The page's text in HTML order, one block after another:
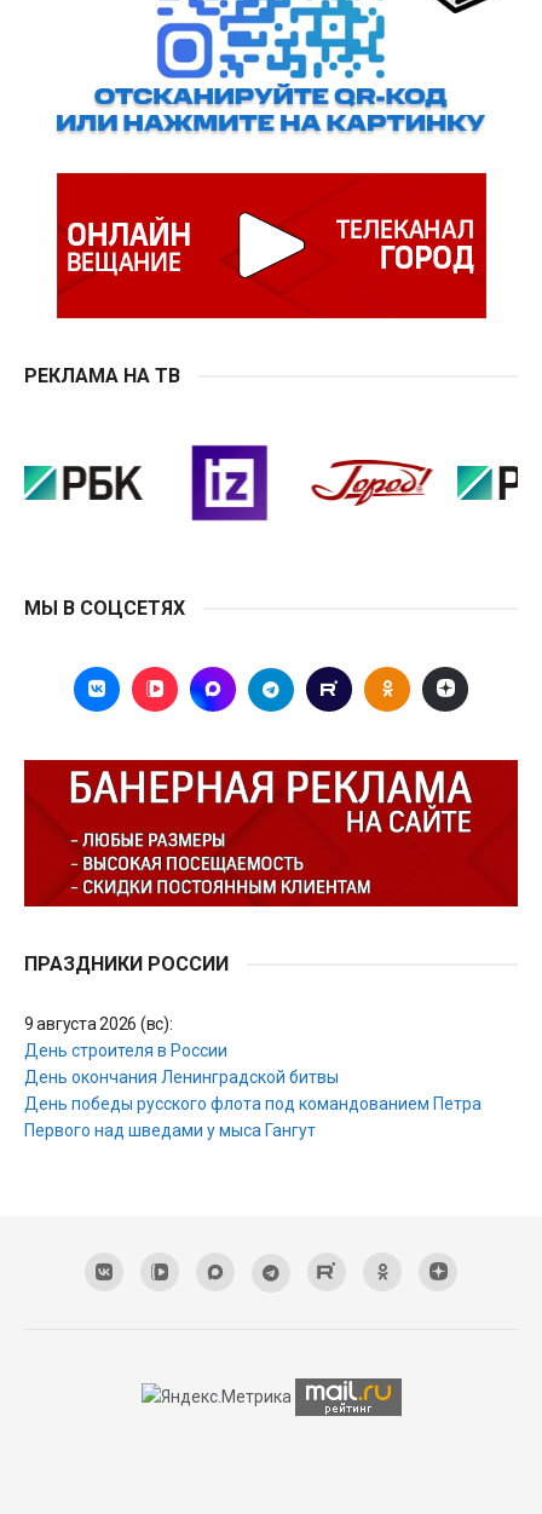
РЕКЛАМА НА ТВ
МЫ В СОЦСЕТЯХ
ПРАЗДНИКИ РОССИИ
9 августа 2026 (вс):
День строителя в России
День окончания Ленинградской битвы
День победы русского флота под командованием Петра
Первого над шведами у мыса Гангут